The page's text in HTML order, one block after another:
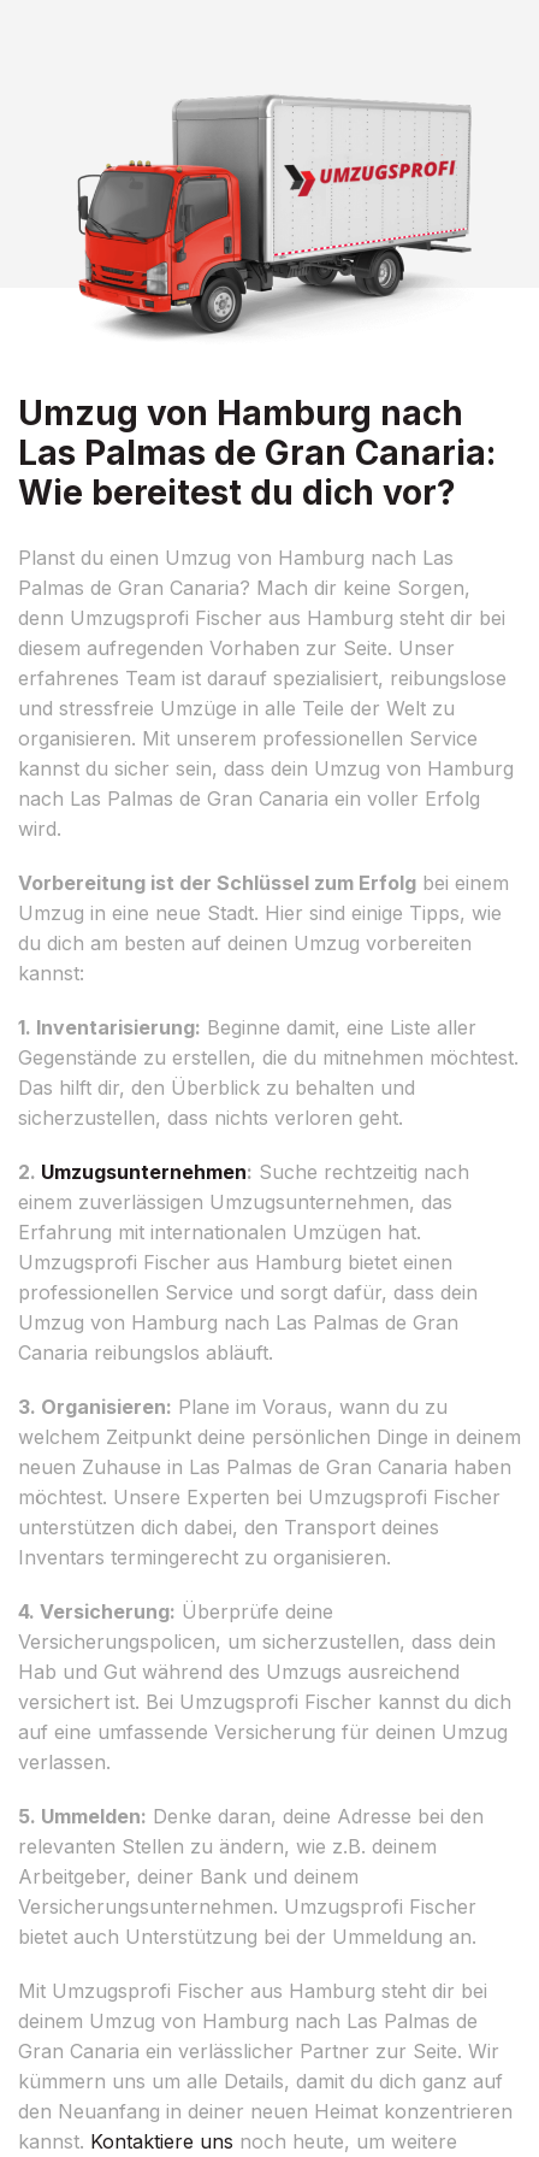
Umzug von Hamburg nach
Las Palmas de Gran Canaria:
Wie bereitest du dich vor?
Planst du einen Umzug von Hamburg nach Las
Palmas de Gran Canaria? Mach dir keine Sorgen,
denn Umzugsprofi Fischer aus Hamburg steht dir bei
diesem aufregenden Vorhaben zur Seite. Unser
erfahrenes Team ist darauf spezialisiert, reibungslose
und stressfreie Umzüge in alle Teile der Welt zu
organisieren. Mit unserem professionellen Service
kannst du sicher sein, dass dein Umzug von Hamburg
nach Las Palmas de Gran Canaria ein voller Erfolg
wird.
Vorbereitung ist der Schlüssel zum Erfolg bei einem
Umzug in eine neue Stadt. Hier sind einige Tipps, wie
du dich am besten auf deinen Umzug vorbereiten
kannst:
1. Inventarisierung: Beginne damit, eine Liste aller
Gegenstände zu erstellen, die du mitnehmen möchtest.
Das hilft dir, den Überblick zu behalten und
sicherzustellen, dass nichts verloren geht.
2. Umzugsunternehmen: Suche rechtzeitig nach
einem zuverlässigen Umzugsunternehmen, das
Erfahrung mit internationalen Umzügen hat.
Umzugsprofi Fischer aus Hamburg bietet einen
professionellen Service und sorgt dafür, dass dein
Umzug von Hamburg nach Las Palmas de Gran
Canaria reibungslos abläuft.
3. Organisieren: Plane im Voraus, wann du zu
welchem Zeitpunkt deine persönlichen Dinge in deinem
neuen Zuhause in Las Palmas de Gran Canaria haben
möchtest. Unsere Experten bei Umzugsprofi Fischer
unterstützen dich dabei, den Transport deines
Inventars termingerecht zu organisieren.
4. Versicherung: Überprüfe deine
Versicherungspolicen, um sicherzustellen, dass dein
Hab und Gut während des Umzugs ausreichend
versichert ist. Bei Umzugsprofi Fischer kannst du dich
auf eine umfassende Versicherung für deinen Umzug
verlassen.
5. Ummelden: Denke daran, deine Adresse bei den
relevanten Stellen zu ändern, wie z.B. deinem
Arbeitgeber, deiner Bank und deinem
Versicherungsunternehmen. Umzugsprofi Fischer
bietet auch Unterstützung bei der Ummeldung an.
Mit Umzugsprofi Fischer aus Hamburg steht dir bei
deinem Umzug von Hamburg nach Las Palmas de
Gran Canaria ein verlässlicher Partner zur Seite. Wir
kümmern uns um alle Details, damit du dich ganz auf
den Neuanfang in deiner neuen Heimat konzentrieren
kannst. Kontaktiere uns noch heute, um weitere